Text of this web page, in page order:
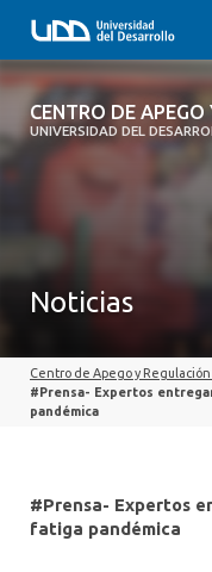
CENTRO DE APEGO
UNIVERSIDAD DEL
CENTRO DE
EMOCIONAL
EQUIPO
INFRAESTRUCTURA Y
Noticias
Centro de Apego y Regulación
#Prensa- Expertos
pandémica
#Prensa- Expertos
fatiga pandémica